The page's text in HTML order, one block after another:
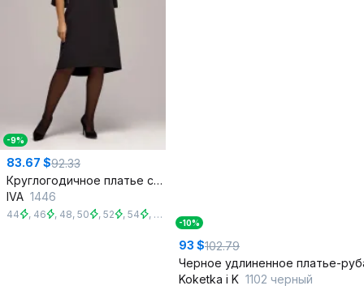
-9%
83.67 $92.33
Круглогодичное платье свободного кроя из текстиля с карманами
IVA 1446
44 , 46 , 48, 50 , 52 , 54 , 56 58,60
-10%
93 $102.79
Koketka i K 1102 черный